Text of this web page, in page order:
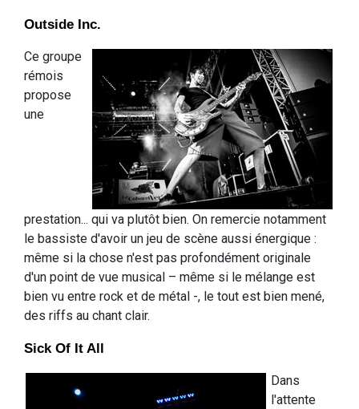
Outside Inc.
Ce groupe
rémois
propose
une
prestation... qui va plutôt bien. On remercie notamment
le bassiste d'avoir un jeu de scène aussi énergique :
même si la chose n'est pas profondément originale
d'un point de vue musical – même si le mélange est
bien vu entre rock et de métal -, le tout est bien mené,
des riffs au chant clair.
Sick Of It All
Dans
l'attente